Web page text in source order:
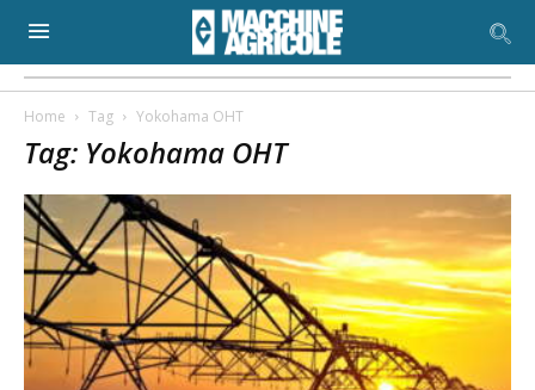
Home Tag Yokohama OHT
Tag: Yokohama OHT